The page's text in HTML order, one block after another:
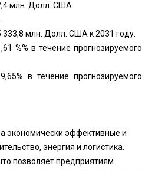
млн. Долл. США.
млн. Долл. США к 2031 году.
%% в течение прогнозируемого
в течение прогнозируемого
экономически эффективные и
энергия и логистика.
позволяет предприятиям